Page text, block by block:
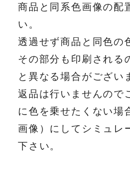
商品と同系色画像の配
い。
透過せず商品と同色の
その部分も印刷される
と異なる場合がござい
返品は行いませんので
に色を乗せたくない場
画像）にしてシミュレ
下さい。